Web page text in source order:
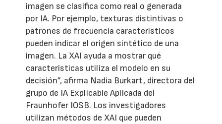
imagen se clasifica como real o generada
por IA. Por ejemplo, texturas distintivas o
patrones de frecuencia característicos
pueden indicar el origen sintético de una
imagen. La XAI ayuda a mostrar qué
características utiliza el modelo en su
decisión”, afirma Nadia Burkart, directora del
grupo de IA Explicable Aplicada del
Fraunhofer IOSB. Los investigadores
utilizan métodos de XAI que pueden